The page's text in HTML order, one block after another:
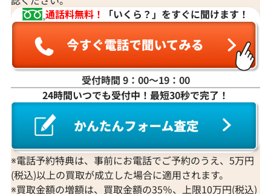
通話料無料！
「いくら？」をすぐに聞けます！
受付時間 9：00〜19：00
24時間いつでも受付中！最短30秒で完了！
※電話予約特典は、事前にお電話でご予約のうえ、5万円
(税込)以上の買取が成立した場合に適用されます。
※買取金額の増額は、買取金額の35％、上限10万円(税込)